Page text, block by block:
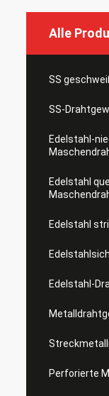
Alle
SS
SS-
Edelstahl-
Edelstahl
Edelstahl
Edelstahl-
Perforierte